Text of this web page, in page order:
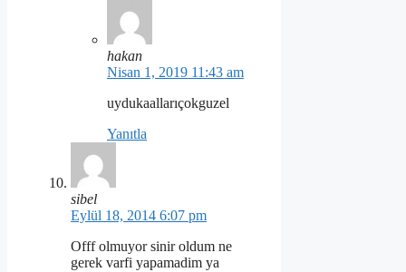
hakan
Nisan 1, 2019 11:43 am
uydukaallarıçokguzel
Yanıtla
sibel
Eylül 18, 2014 6:07 pm
Offf olmuyor sinir oldum ne
gerek varfi yapamadim ya